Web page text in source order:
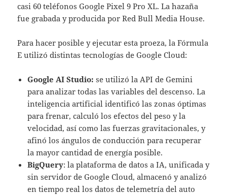
casi 60 teléfonos Google Pixel 9 Pro XL. La hazaña
fue grabada y producida por Red Bull Media House.
Para hacer posible y ejecutar esta proeza, la Fórmula
E utilizó distintas tecnologías de Google Cloud:
Google AI Studio: se utilizó la API de Gemini
para analizar todas las variables del descenso. La
inteligencia artificial identificó las zonas óptimas
para frenar, calculó los efectos del peso y la
velocidad, así como las fuerzas gravitacionales, y
afinó los ángulos de conducción para recuperar
la mayor cantidad de energía posible.
BigQuery: la plataforma de datos a IA, unificada y
sin servidor de Google Cloud, almacenó y analizó
en tiempo real los datos de telemetría del auto